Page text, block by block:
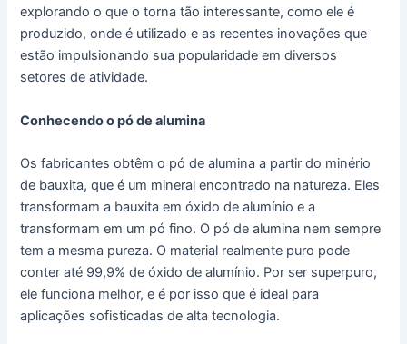
explorando o que o torna tão interessante, como ele é
produzido, onde é utilizado e as recentes inovações que
estão impulsionando sua popularidade em diversos
setores de atividade.
Conhecendo o pó de alumina
Os fabricantes obtêm o pó de alumina a partir do minério
de bauxita, que é um mineral encontrado na natureza. Eles
transformam a bauxita em óxido de alumínio e a
transformam em um pó fino. O pó de alumina nem sempre
tem a mesma pureza. O material realmente puro pode
conter até 99,9% de óxido de alumínio. Por ser superpuro,
ele funciona melhor, e é por isso que é ideal para
aplicações sofisticadas de alta tecnologia.